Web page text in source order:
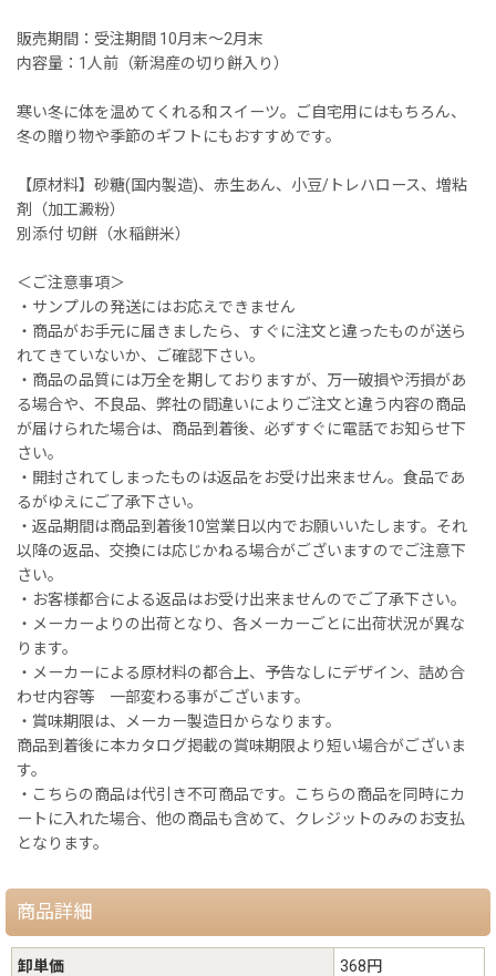
販売期間：受注期間 10月末〜2月末
内容量：1人前（新潟産の切り餅入り）
寒い冬に体を温めてくれる和スイーツ。ご自宅用にはもちろん、
冬の贈り物や季節のギフトにもおすすめです。
【原材料】砂糖(国内製造)、赤生あん、小豆/トレハロース、増粘
剤（加工澱粉）
別添付 切餅（水稲餅米）
＜ご注意事項＞
・サンプルの発送にはお応えできません
・商品がお手元に届きましたら、すぐに注文と違ったものが送ら
れてきていないか、ご確認下さい。
・商品の品質には万全を期しておりますが、万一破損や汚損があ
る場合や、不良品、弊社の間違いによりご注文と違う内容の商品
が届けられた場合は、商品到着後、必ずすぐに電話でお知らせ下
さい。
・開封されてしまったものは返品をお受け出来ません。食品であ
るがゆえにご了承下さい。
・返品期間は商品到着後10営業日以内でお願いいたします。それ
以降の返品、交換には応じかねる場合がございますのでご注意下
さい。
・お客様都合による返品はお受け出来ませんのでご了承下さい。
・メーカーよりの出荷となり、各メーカーごとに出荷状況が異な
ります。
・メーカーによる原材料の都合上、予告なしにデザイン、詰め合
わせ内容等 一部変わる事がございます。
・賞味期限は、メーカー製造日からなります。
商品到着後に本カタログ掲載の賞味期限より短い場合がございま
す。
・こちらの商品は代引き不可商品です。こちらの商品を同時にカ
ートに入れた場合、他の商品も含めて、クレジットのみのお支払
となります。
商品詳細
卸単価 368円